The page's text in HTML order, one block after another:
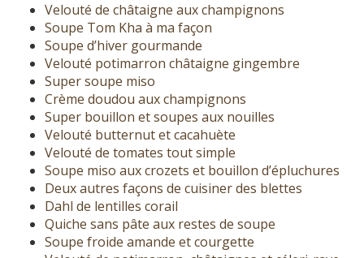
Velouté de châtaigne aux champignons
Soupe Tom Kha à ma façon
Soupe d’hiver gourmande
Velouté potimarron châtaigne gingembre
Super soupe miso
Crème doudou aux champignons
Super bouillon et soupes aux nouilles
Velouté butternut et cacahuète
Velouté de tomates tout simple
Soupe miso aux crozets et bouillon d’épluchures
Deux autres façons de cuisiner des blettes
Dahl de lentilles corail
Quiche sans pâte aux restes de soupe
Soupe froide amande et courgette